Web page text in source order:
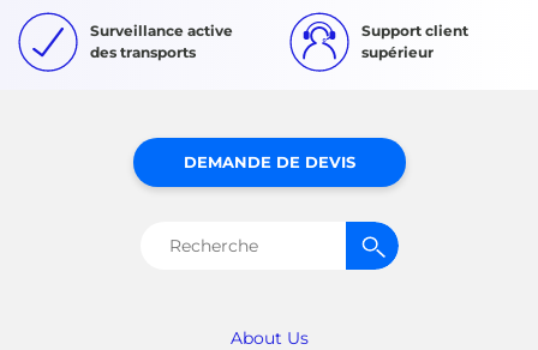
Surveillance active
des transports
Support client
supérieur
About Us
DEMANDE DE DEVIS
Rechercher :